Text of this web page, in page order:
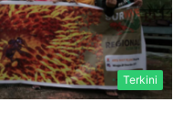
Terkini